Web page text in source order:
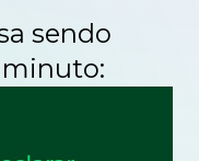
sendo
minuto: